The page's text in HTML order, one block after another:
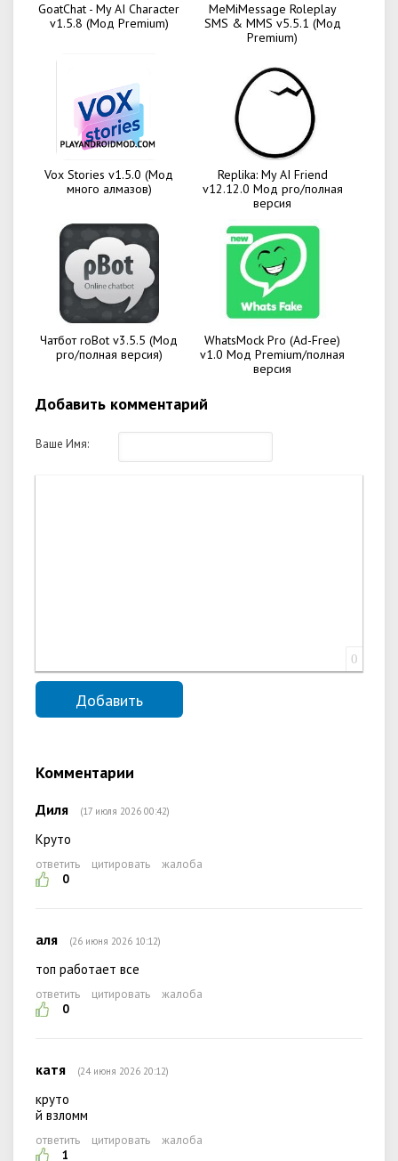
GoatChat - My AI Character
v1.5.8 (Мод Premium)
MeMiMessage Roleplay
SMS & MMS v5.5.1 (Мод
Premium)
Vox Stories v1.5.0 (Мод
много алмазов)
Replika: My AI Friend
v12.12.0 Мод pro/полная
версия
Чатбот roBot v3.5.5 (Мод
pro/полная версия)
WhatsMock Pro (Ad-Free)
v1.0 Мод Premium/полная
версия
Добавить комментарий
Ваше Имя:
0
Комментарии
Диля (17 июля 2026 00:42)
Круто
ответить цитировать
жалоба
0
аля (26 июня 2026 10:12)
топ работает все
ответить цитировать
жалоба
0
катя (24 июня 2026 20:12)
круто
й взломм
ответить цитировать
жалоба
1